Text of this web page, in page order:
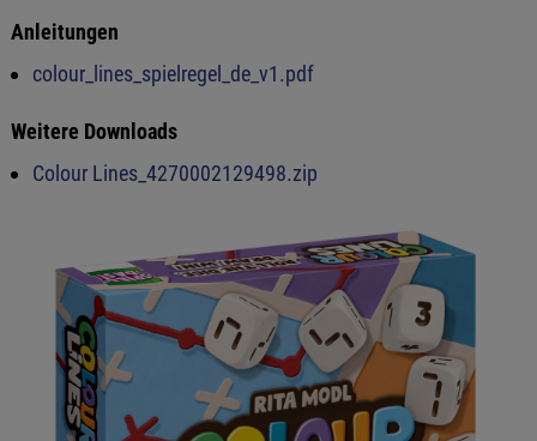
Anleitungen
colour_lines_spielregel_de_v1.pdf
Weitere Downloads
Colour Lines_4270002129498.zip